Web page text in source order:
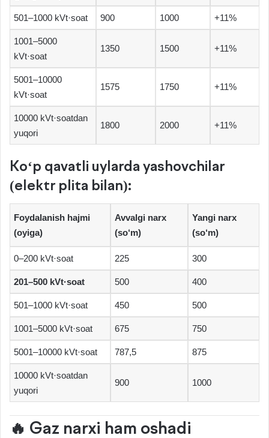
501–1000 kVt·soat 900 1000 +11%
1001–5000
kVt·soat
1350 1500 +11%
5001–10000
kVt·soat
1575 1750 +11%
10000 kVt·soatdan
yuqori
1800 2000 +11%
Ko‘p qavatli uylarda yashovchilar
(elektr plita bilan):
Foydalanish hajmi
(oyiga)
Avvalgi narx
(so‘m)
Yangi narx
(so‘m)
0–200 kVt·soat 225 300
201–500 kVt·soat 500 400
501–1000 kVt·soat 450 500
1001–5000 kVt·soat 675 750
5001–10000 kVt·soat 787,5 875
10000 kVt·soatdan
yuqori
900 1000
🔥 Gaz narxi ham oshadi